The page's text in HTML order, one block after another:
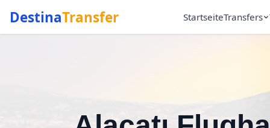
DestinaTransfer StartseiteTransfers